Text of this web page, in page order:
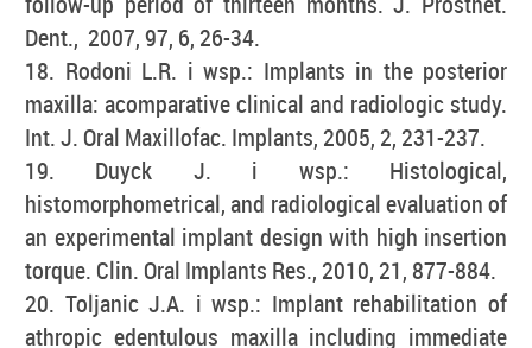
Dent., 2007, 97, 6, 26-34.
18. Rodoni L.R. i wsp.: Implants in the posterior
maxilla: acomparative clinical and radiologic study.
Int. J. Oral Maxillofac. Implants, 2005, 2, 231-237.
19. Duyck J. i wsp.: Histological,
histomorphometrical, and radiological evaluation of
an experimental implant design with high insertion
torque. Clin. Oral Implants Res., 2010, 21, 877-884.
20. Toljanic J.A. i wsp.: Implant rehabilitation of
athropic edentulous maxilla including immediate